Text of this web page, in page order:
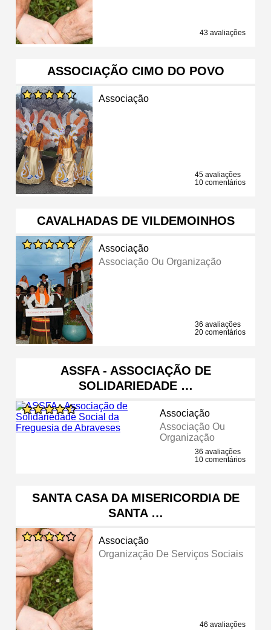
43 avaliações
ASSOCIAÇÃO CIMO DO POVO
Associação
45 avaliações
10 comentários
CAVALHADAS DE VILDEMOINHOS
Associação
Associação Ou Organização
36 avaliações
20 comentários
ASSFA - ASSOCIAÇÃO DE
SOLIDARIEDADE …
Associação
Associação Ou
Organização
36 avaliações
10 comentários
SANTA CASA DA MISERICORDIA DE
SANTA …
Associação
Organização De Serviços Sociais
46 avaliações